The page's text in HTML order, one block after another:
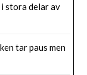
stora delar av
tar paus men